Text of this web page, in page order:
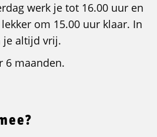
werk je tot 16.00 uur en
om 15.00 uur klaar. In
je altijd vrij.
6 maanden.